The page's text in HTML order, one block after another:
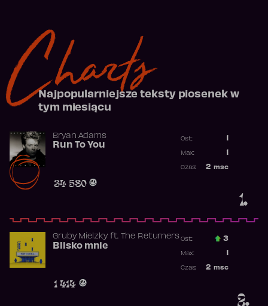
Charts
Najpopularniejsze teksty piosenek w
tym miesiącu
1.
Bryan Adams
Run To You
34 580
Ost.:
Max:
2 msc
Czas:
2.
Gruby Mielzkyft. The Returners
Blisko mnie
1 414
Ost.: 3
Max:
2 msc
Czas: